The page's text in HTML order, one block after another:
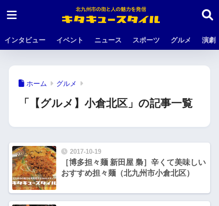
インタビュー イベント ニュース スポーツ グルメ 演劇
ホーム グルメ
「【グルメ】小倉北区」の記事一覧
2017-10-19
［博多担々麺 新田屋 梟］辛くて美味しい
おすすめ担々麺（北九州市小倉北区）